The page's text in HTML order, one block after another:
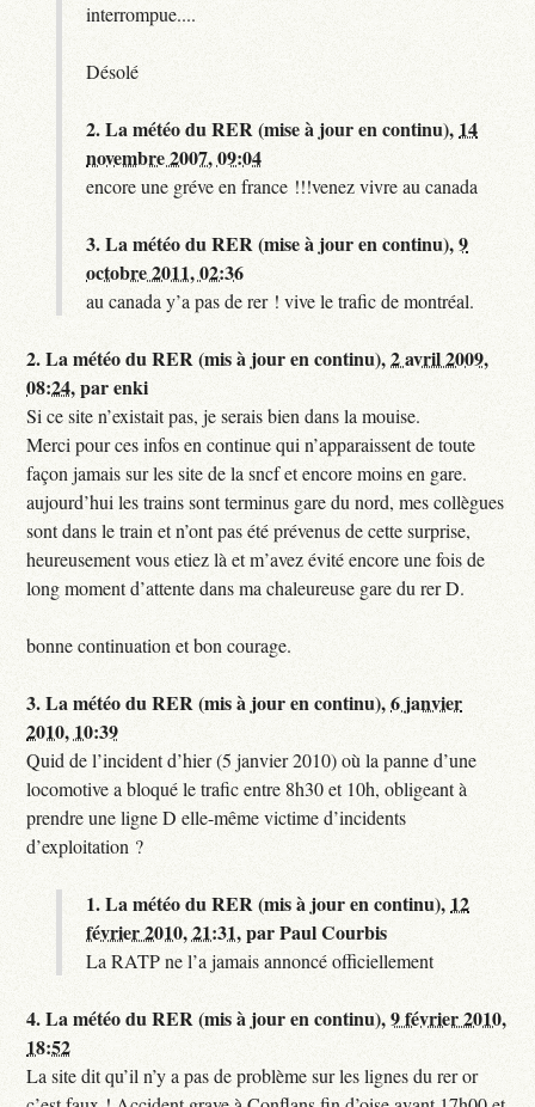
interrompue....
Désolé
2.La météo du RER (mise à jour en continu), 14
novembre 2007, 09:04
encore une gréve en france !!!venez vivre au canada
3.La météo du RER (mise à jour en continu),9
octobre 2011, 02:36
au canada y’a pas de rer ! vive le trafic de montréal.
2.La météo du RER (mis à jour en continu),2 avril 2009,
08:24,parenki
Si ce site n’existait pas, je serais bien dans la mouise.
Merci pour ces infos en continue qui n’apparaissent de toute
façon jamais sur les site de la sncf et encore moins en gare.
aujourd’hui les trains sont terminus gare du nord, mes collègues
sont dans le train et n’ont pas été prévenus de cette surprise,
heureusement vous etiez là et m’avez évité encore une fois de
long moment d’attente dans ma chaleureuse gare du rer D.
bonne continuation et bon courage.
3.La météo du RER (mis à jour en continu),6 janvier
2010, 10:39
Quid de l’incident d’hier (5 janvier 2010) où la panne d’une
locomotive a bloqué le trafic entre 8h30 et 10h, obligeant à
prendre une ligne D elle-même victime d’incidents
d’exploitation ?
1.La météo du RER (mis à jour en continu), 12
février 2010, 21:31,parPaul Courbis
La RATP ne l’a jamais annoncé officiellement
4.La météo du RER (mis à jour en continu),9 février 2010,
18:52
La site dit qu’il n’y a pas de problème sur les lignes du rer or